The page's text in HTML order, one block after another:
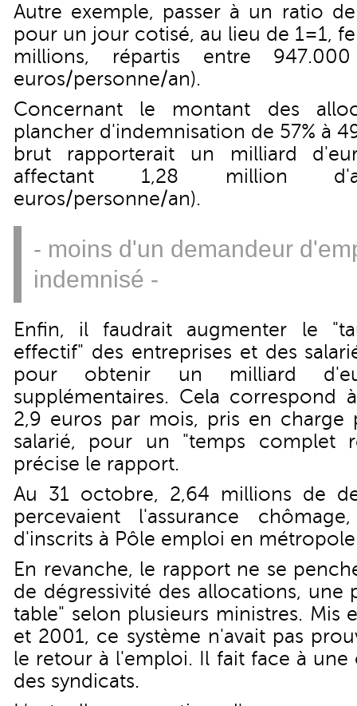
Autre exemple, passer à un ratio
pour un jour cotisé, au lieu de 1=1,
millions, répartis entre
euros/personne/an).
Concernant le montant des
plancher d'indemnisation de 57% à
brut rapporterait un milliard
affectant 1,28 million
euros/personne/an).
- moins d'un demandeur
indemnisé -
Enfin, il faudrait augmenter le
effectif" des entreprises et des
pour obtenir un milliard
supplémentaires. Cela correspond
2,9 euros par mois, pris en charge
salarié, pour un "temps complet
précise le rapport.
Au 31 octobre, 2,64 millions de
percevaient l'assurance
d'inscrits à Pôle emploi en
En revanche, le rapport ne se
de dégressivité des allocations, une
table" selon plusieurs ministres. Mis
et 2001, ce système n'avait pas
le retour à l'emploi. Il fait face à
des syndicats.